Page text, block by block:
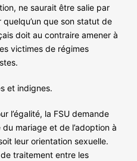
ne saurait être salie par
que son statut de
doit au contraire amener à
victimes de régimes
et indignes.
l’égalité, la FSU demande
mariage et de l’adoption à
leur orientation sexuelle.
traitement entre les